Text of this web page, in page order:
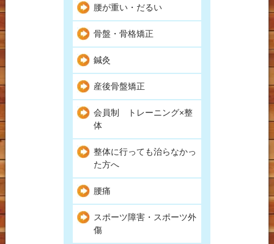
腰が重い・だるい
骨盤・骨格矯正
鍼灸
産後骨盤矯正
会員制 トレーニング×整
体
整体に行っても治らなかっ
た方へ
腰痛
スポーツ障害・スポーツ外
傷